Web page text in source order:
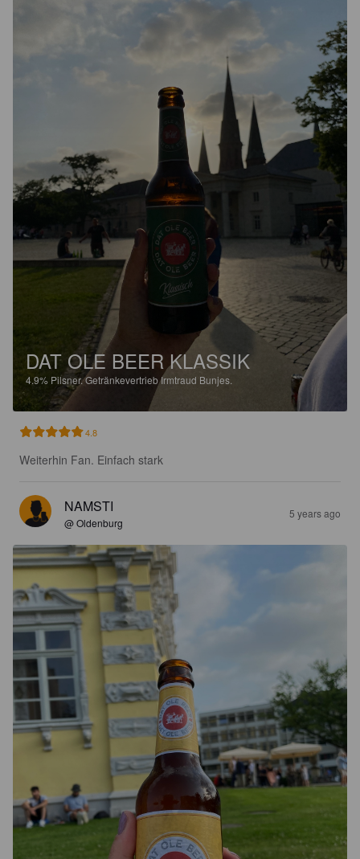
DAT OLE BEER KLASSIK
4.9% Pilsner.Getränkevertrieb Irmtraud Bunjes.
4.8
Weiterhin Fan. Einfach stark
NAMSTI
@ Oldenburg
5 years ago